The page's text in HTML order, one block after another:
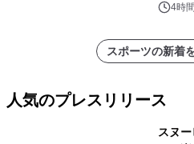
4時
スポーツの新着
人気のプレスリリース
スヌ